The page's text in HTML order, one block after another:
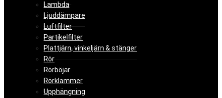
Lambda
Ljuddämpare
Luftfilter
Partikelfilter
Plattjärn, vinkeljärn & stänger
Rör
Rörböjar
Rörklammer
Upphängning